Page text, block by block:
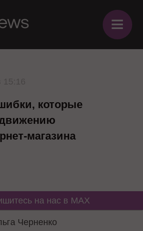
≡
которые
магазина
на нас в MAX
Черненко